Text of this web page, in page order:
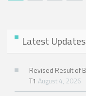
Latest Updates
Revised Result of
T1 August 4, 2026